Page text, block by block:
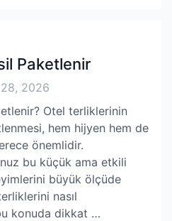
Paketlenir
2026
Otel terliklerinin
hem hijyen hem de
önemlidir.
bu küçük ama etkili
büyük ölçüde
nasıl
konuda dikkat …